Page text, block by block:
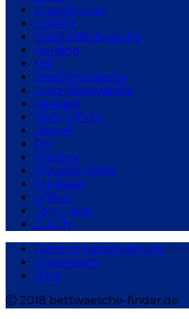
Erwin Müller
ESPRIT
Estella Bettwäsche
Herding
HIP
Ikea Bettwäsche
Joop! Bettwäsche
Kaeppel
Marc O'Polo
Marvel
Pip
Playboy
POLARSTERN
Schiesser
s.Oliver
Tom Tailor
Zucchi
Datenschutzerklärung
Impressum
Blog
Ⓒ 2018 bettwaesche-finder.de